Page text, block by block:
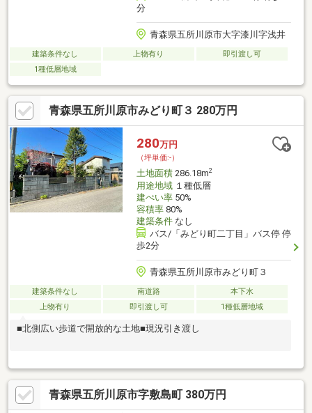
分
青森県五所川原市大字漆川字浅井
建築条件なし 上物有り
即引渡し可
1種低層地域
青森県五所川原市みどり町３ 280万円
280万円
（坪単価:-）
土地面積286.18m2
用途地域１種低層
建ぺい率50%
容積率80%
建築条件なし
バス/「みどり町二丁目」バス停 停
歩2分
青森県五所川原市みどり町３
建築条件なし 南道路
本下水
上物有り
即引渡し可 1種低層地域
■北側広い歩道で開放的な土地■現況引き渡し
青森県五所川原市字敷島町 380万円